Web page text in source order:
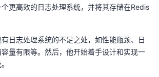
更高效的日志处理系统，并将其存储在Redis
日志处理系统的不足之处，如性能瓶颈、日
量有限等。然后，他开始着手设计和实现一